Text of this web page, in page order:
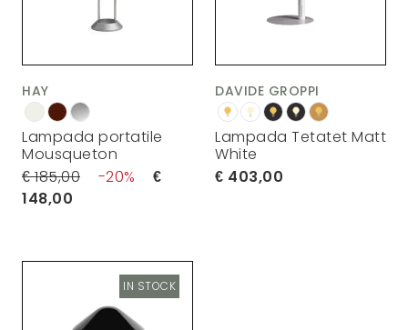
HAY
Lampada portatile
Mousqueton
185,00
20
148,00
DAVIDE GROPPI
Lampada Tetatet Matt
White
403,00
IN STOCK